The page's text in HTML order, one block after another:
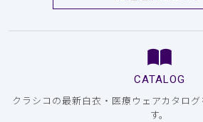
CATALOG
クラシコの最新白衣・医療ウェアカタロ
す。